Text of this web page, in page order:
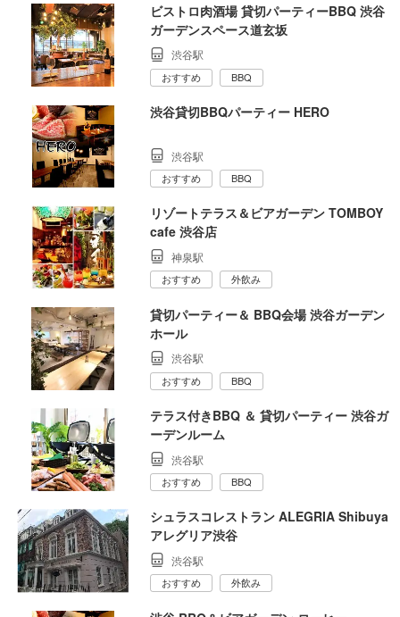
ビストロ肉酒場 貸切パーティーBBQ 渋谷
ガーデンスペース道玄坂
渋谷駅
おすすめ BBQ
渋谷貸切BBQパーティー HERO
渋谷駅
おすすめ BBQ
リゾートテラス＆ビアガーデン TOMBOY
cafe 渋谷店
神泉駅
おすすめ 外飲み
貸切パーティー＆ BBQ会場 渋谷ガーデン
ホール
渋谷駅
おすすめ BBQ
テラス付きBBQ ＆ 貸切パーティー 渋谷ガ
ーデンルーム
渋谷駅
おすすめ BBQ
シュラスコレストラン ALEGRIA Shibuya
アレグリア渋谷
渋谷駅
おすすめ 外飲み